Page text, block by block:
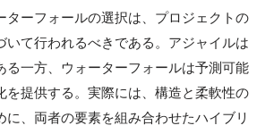
ターフォールの選択は、プロジェクトの
いて行われるべきである。アジャイルは
る一方、ウォーターフォールは予測可能
を提供する。実際には、構造と柔軟性の
に、両者の要素を組み合わせたハイブリ